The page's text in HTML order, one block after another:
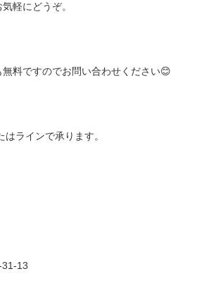
軽にどうぞ。
料ですのでお問い合わせください😊
はラインで承ります。
31-13